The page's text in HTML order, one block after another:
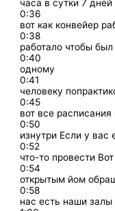
часа в сутки 7
0:36
вот как конвейер
0:38
работало чтобы
0:40
одному
0:41
человеку
0:45
вот все расписания
0:50
изнутри Если у вас
0:52
что-то провести
0:54
открытым йом
0:58
нас есть наши залы